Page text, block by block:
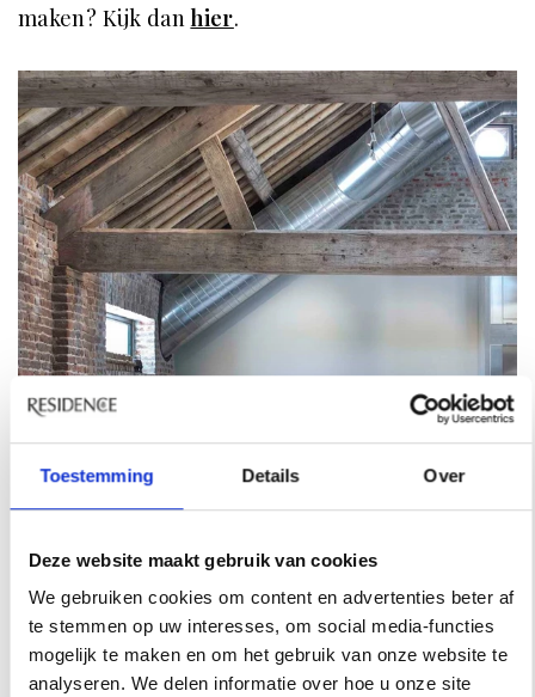
Toestemming Details Over
Deze website maakt gebruik van cookies
We gebruiken cookies om content en advertenties beter af
te stemmen op uw interesses, om social media-functies
mogelijk te maken en om het gebruik van onze website te
analyseren. We delen informatie over hoe u onze site
maken? Kijk dan hier.